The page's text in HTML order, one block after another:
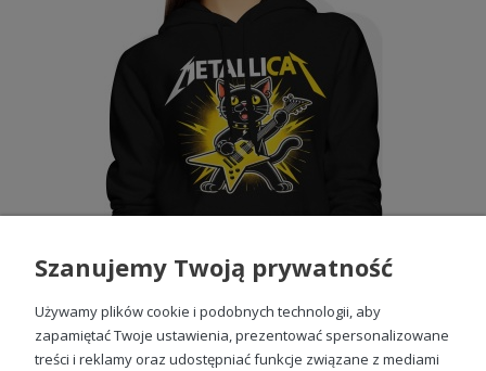
Szanujemy Twoją prywatność
Używamy plików cookie i podobnych technologii, aby
zapamiętać Twoje ustawienia, prezentować spersonalizowane
treści i reklamy oraz udostępniać funkcje związane z mediami